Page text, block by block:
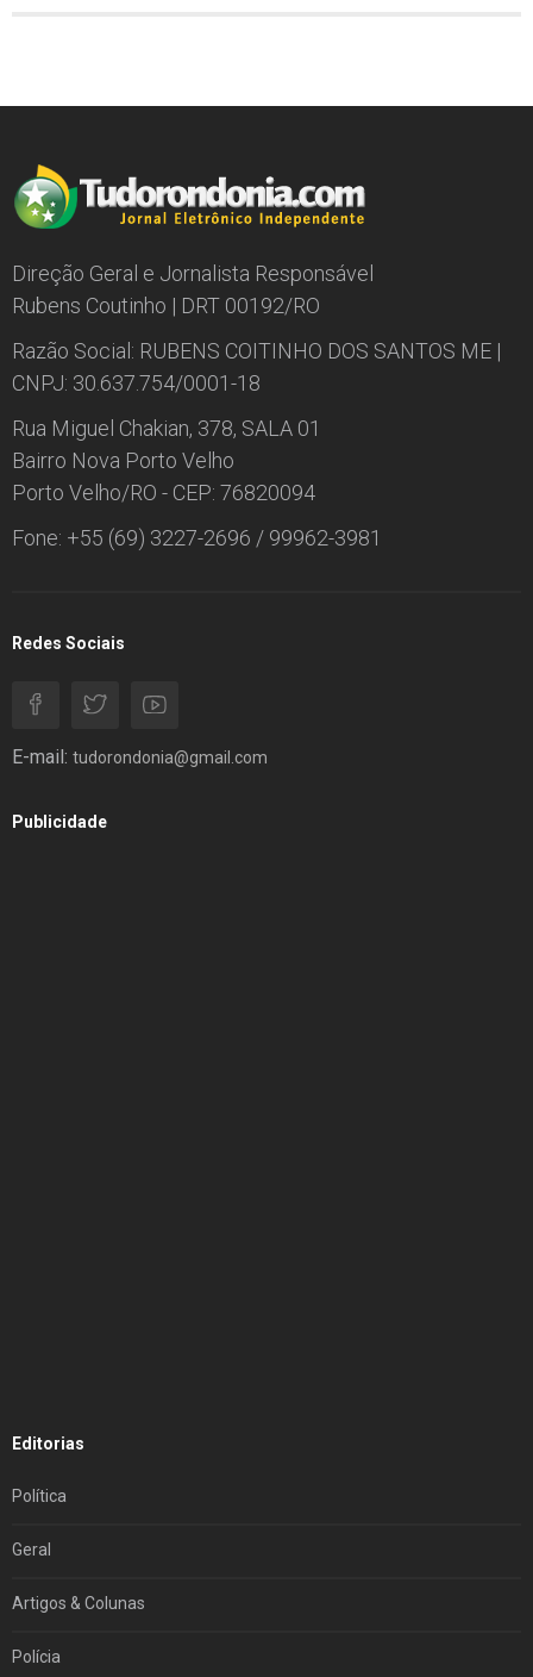
Direção Geral e Jornalista Responsável
Rubens Coutinho | DRT 00192/RO
Razão Social: RUBENS COITINHO DOS SANTOS ME |
CNPJ: 30.637.754/0001-18
Rua Miguel Chakian, 378, SALA 01
Bairro Nova Porto Velho
Porto Velho/RO - CEP: 76820094
Fone: +55 (69) 3227-2696 / 99962-3981
Redes Sociais
E-mail: tudorondonia@gmail.com
Publicidade
Editorias
Política
Geral
Artigos & Colunas
Polícia